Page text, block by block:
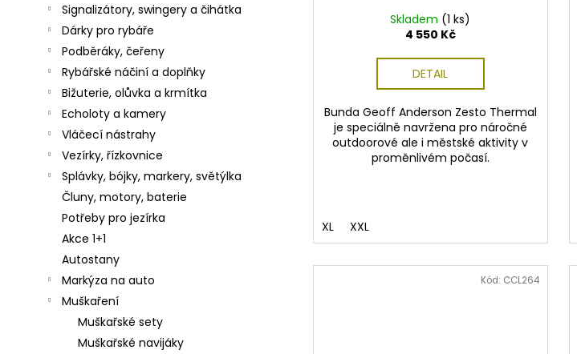
Signalizátory, swingery a čihátka
Dárky pro rybáře
Podběráky, čeřeny
Rybářské náčiní a doplňky
Bižuterie, olůvka a krmítka
Echoloty a kamery
Vláčecí nástrahy
Vezírky, řízkovnice
Splávky, bójky, markery, světýlka
Čluny, motory, baterie
Potřeby pro jezírka
Akce 1+1
Autostany
Markýza na auto
Muškaření
Muškařské sety
Muškařské navijáky
Skladem (1 ks)
4 550 Kč
DETAIL
Bunda Geoff Anderson Zesto Thermal
je speciálně navržena pro náročné
outdoorové ale i městské aktivity v
proměnlivém počasí.
XL XXL
Kód: CCL264
Následující
GAMAKATSU
VLASEC
SUPER
G-
LINE
0,18MM
-
0,35MM
(1M
-
5000M)
0,75
Kč
KAMATSU
JIGOVÁ
HLAVA
BEZ
NÁLITKU
4G
8
Kč